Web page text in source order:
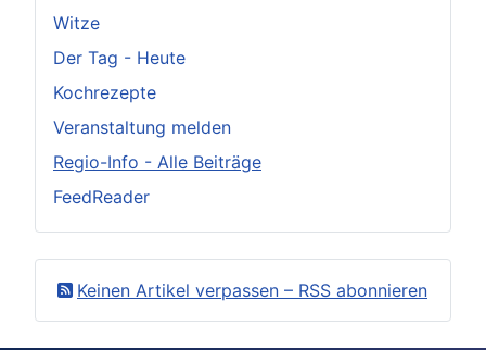
Witze
Der Tag - Heute
Kochrezepte
Veranstaltung melden
Regio-Info - Alle Beiträge
FeedReader
Keinen Artikel verpassen – RSS abonnieren